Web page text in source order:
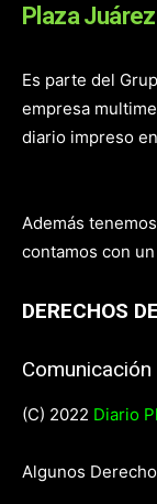
Plaza Juárez
Es parte del
empresa
diario impreso
Además
contamos con
DERECHOS
(C) 2022 Diario
Algunos